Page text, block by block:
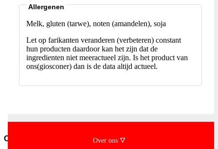
Meel-
Instant-
Rijst-
Jasmijn-
(pandan)
Rijst-
Rijst-
noodles
Conserven
Allergenen
Melk, gluten (tarwe), noten (amandelen), soja
Let op farikanten veranderen (verbeteren) constant
hun producten daardoor kan het zijn dat de
ingredienten niet meeractueel zijn. Is het product van
ons(giosconer) dan is de data altijd actueel.
Over ons 🜄